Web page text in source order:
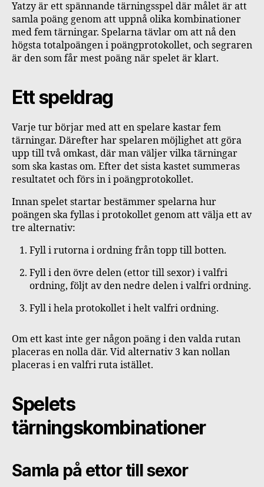
Yatzy är ett spännande tärningsspel där målet är att
samla poäng genom att uppnå olika kombinationer
med fem tärningar. Spelarna tävlar om att nå den
högsta totalpoängen i poängprotokollet, och segraren
är den som får mest poäng när spelet är klart.
Ett speldrag
Varje tur börjar med att en spelare kastar fem
tärningar. Därefter har spelaren möjlighet att göra
upp till två omkast, där man väljer vilka tärningar
som ska kastas om. Efter det sista kastet summeras
resultatet och förs in i poängprotokollet.
Innan spelet startar bestämmer spelarna hur
poängen ska fyllas i protokollet genom att välja ett av
tre alternativ:
Fyll i rutorna i ordning från topp till botten.
Fyll i den övre delen (ettor till sexor) i valfri
ordning, följt av den nedre delen i valfri ordning.
Fyll i hela protokollet i helt valfri ordning.
Om ett kast inte ger någon poäng i den valda rutan
placeras en nolla där. Vid alternativ 3 kan nollan
placeras i en valfri ruta istället.
Spelets
tärningskombinationer
Samla på ettor till sexor